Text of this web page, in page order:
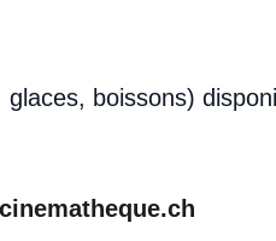
boissons)